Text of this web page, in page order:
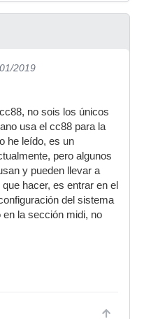
2019
no sois los únicos
usa el cc88 para la
he leído, es un
pero algunos
y pueden llevar a
hacer, es entrar en el
del sistema
la sección midi, no